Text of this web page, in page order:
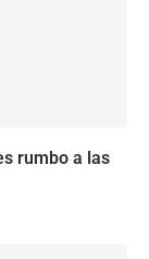
rumbo a las